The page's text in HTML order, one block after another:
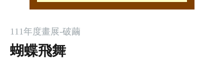
111年度畫展-破繭
蝴蝶飛舞